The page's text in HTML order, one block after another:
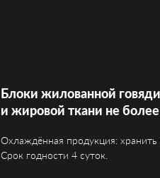
Блоки жилованной
и жировой ткани не
Охлаждённая продукция: хранить
Срок годности 4 суток.